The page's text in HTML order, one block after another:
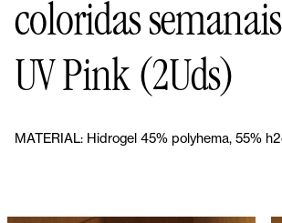
coloridas
UV Pink (2Uds)
MATERIAL: Hidrogel 45% polyhema, 55%